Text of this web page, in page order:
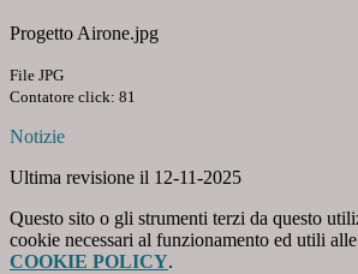
Progetto Airone.jpg
File JPG
Contatore click: 81
Notizie
Ultima revisione il 12-11-2025
Questo sito o gli strumenti terzi da questo
cookie necessari al funzionamento ed utili
COOKIE POLICY.